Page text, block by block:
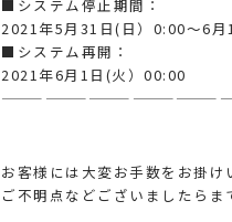
■システム停止期間：
2021年5月31日(日）0:00～6
■システム再開：
2021年6月1日(火）00:00
お客様には大変お手数をお掛け
ご不明点などございましたらま